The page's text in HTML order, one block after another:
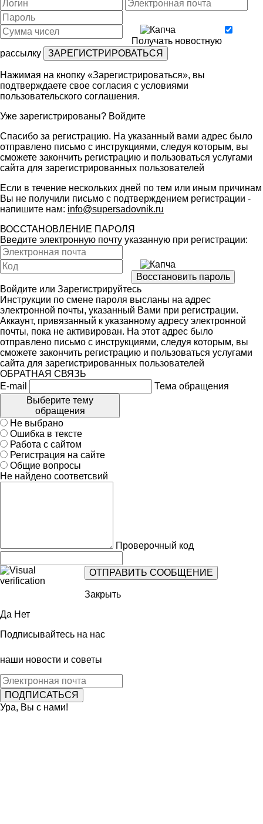
Получать новостную
рассылку
Нажимая на кнопку «Зарегистрироваться», вы
подтверждаете свое согласия с условиями
пользовательского соглашения.
Уже зарегистрированы? Войдите
Спасибо за регистрацию. На указанный вами адрес было
отправлено письмо с инструкциями, следуя которым, вы
сможете закончить регистрацию и пользоваться услугами
сайта для зарегистрированных пользователей
Если в течение нескольких дней по тем или иным причинам
Вы не получили письмо с подтверждением регистрации -
напишите нам: info@supersadovnik.ru
ВОССТАНОВЛЕНИЕ ПАРОЛЯ
Введите электронную почту указанную при регистрации:
Войдите или Зарегистрируйтесь
Инструкции по смене пароля высланы на адрес
электронной почты, указанный Вами при регистрации.
Аккаунт, привязанный к указанному адресу электронной
почты, пока не активирован. На этот адрес было
отправлено письмо с инструкциями, следуя которым, вы
сможете закончить регистрацию и пользоваться услугами
сайта для зарегистрированных пользователей
ОБРАТНАЯ СВЯЗЬ
E-mail
Тема обращения
Выберите тему
обращения
Не выбрано
Ошибка в тексте
Работа с сайтом
Регистрация на сайте
Общие вопросы
Не найдено соответсвий
Проверочный код
Закрыть
Да Нет
Подписывайтесь на нас
наши новости и советы
Ура, Вы с нами!